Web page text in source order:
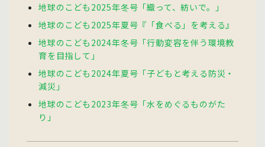
地球のこども2025年冬号「織って、紡いで。」
地球のこども2025年夏号『「食べる」を考える』
地球のこども2024年冬号「行動変容を伴う環境教
育を目指して」
地球のこども2024年夏号「子どもと考える防災・
減災」
地球のこども2023年冬号「水をめぐるものがた
り」